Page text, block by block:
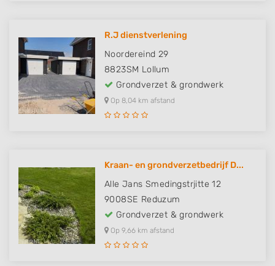
R.J dienstverlening
Noordereind 29
8823SM Lollum
Grondverzet & grondwerk
Op 8,04 km afstand
Kraan- en grondverzetbedrijf D...
Alle Jans Smedingstrjitte 12
9008SE Reduzum
Grondverzet & grondwerk
Op 9,66 km afstand